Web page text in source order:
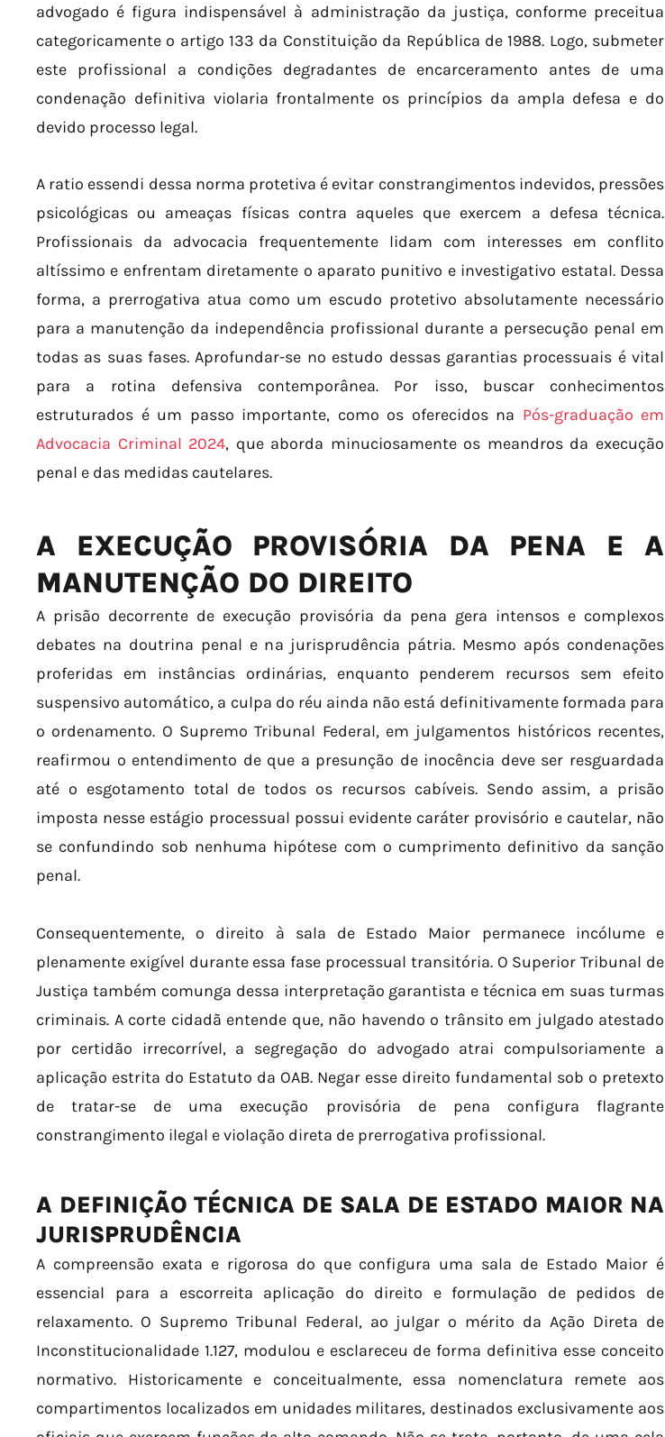
advogado é figura indispensável à administração da justiça, conforme preceitua
categoricamente o artigo 133 da Constituição da República de 1988. Logo, submeter
este profissional a condições degradantes de encarceramento antes de uma
condenação definitiva violaria frontalmente os princípios da ampla defesa e do
devido processo legal.
A ratio essendi dessa norma protetiva é evitar constrangimentos indevidos, pressões
psicológicas ou ameaças físicas contra aqueles que exercem a defesa técnica.
Profissionais da advocacia frequentemente lidam com interesses em conflito
altíssimo e enfrentam diretamente o aparato punitivo e investigativo estatal. Dessa
forma, a prerrogativa atua como um escudo protetivo absolutamente necessário
para a manutenção da independência profissional durante a persecução penal em
todas as suas fases. Aprofundar-se no estudo dessas garantias processuais é vital
para a rotina defensiva contemporânea. Por isso, buscar conhecimentos
estruturados é um passo importante, como os oferecidos na Pós-graduação em
Advocacia Criminal 2024, que aborda minuciosamente os meandros da execução
penal e das medidas cautelares.
A EXECUÇÃO PROVISÓRIA DA PENA E A
MANUTENÇÃO DO DIREITO
A prisão decorrente de execução provisória da pena gera intensos e complexos
debates na doutrina penal e na jurisprudência pátria. Mesmo após condenações
proferidas em instâncias ordinárias, enquanto penderem recursos sem efeito
suspensivo automático, a culpa do réu ainda não está definitivamente formada para
o ordenamento. O Supremo Tribunal Federal, em julgamentos históricos recentes,
reafirmou o entendimento de que a presunção de inocência deve ser resguardada
até o esgotamento total de todos os recursos cabíveis. Sendo assim, a prisão
imposta nesse estágio processual possui evidente caráter provisório e cautelar, não
se confundindo sob nenhuma hipótese com o cumprimento definitivo da sanção
penal.
Consequentemente, o direito à sala de Estado Maior permanece incólume e
plenamente exigível durante essa fase processual transitória. O Superior Tribunal de
Justiça também comunga dessa interpretação garantista e técnica em suas turmas
criminais. A corte cidadã entende que, não havendo o trânsito em julgado atestado
por certidão irrecorrível, a segregação do advogado atrai compulsoriamente a
aplicação estrita do Estatuto da OAB. Negar esse direito fundamental sob o pretexto
de tratar-se de uma execução provisória de pena configura flagrante
constrangimento ilegal e violação direta de prerrogativa profissional.
A DEFINIÇÃO TÉCNICA DE SALA DE ESTADO MAIOR NA
JURISPRUDÊNCIA
A compreensão exata e rigorosa do que configura uma sala de Estado Maior é
essencial para a escorreita aplicação do direito e formulação de pedidos de
relaxamento. O Supremo Tribunal Federal, ao julgar o mérito da Ação Direta de
Inconstitucionalidade 1.127, modulou e esclareceu de forma definitiva esse conceito
normativo. Historicamente e conceitualmente, essa nomenclatura remete aos
compartimentos localizados em unidades militares, destinados exclusivamente aos